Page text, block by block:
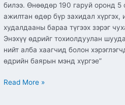
билээ. Өнөөдөр 190 гаруй оронд 5
ажилтан өдөр бүр захидал
худалдааны бараа түгээх зэрэг
Энэхүү өдрийг тохиолдуулан
нийт алба хаагчид болон
өдрийн баярын мэнд хүргэе”
Read More »